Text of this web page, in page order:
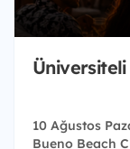
10 Ağustos
Bueno Beach